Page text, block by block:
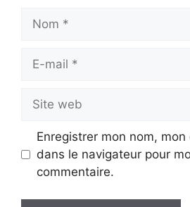
Nom
Site
web
Enregistrer mon nom,
dans le navigateur pour
commentaire.